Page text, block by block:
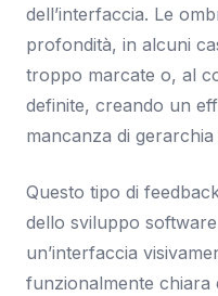
dell’interfaccia. Le
profondità, in alcuni
troppo marcate o, al
definite, creando un
mancanza di
Questo tipo di
dello sviluppo
un’interfaccia
funzionalmente